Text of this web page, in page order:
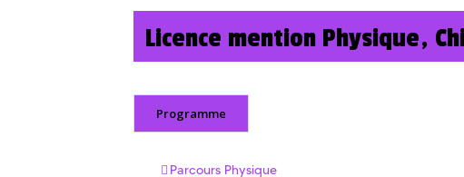
Licence mention Physique,
Programme
Parcours Physique